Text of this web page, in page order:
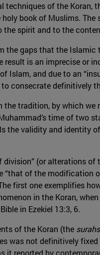
of the Koran,
book of Muslims.
spirit and to the
the gaps that the
result is an imprecise or
Islam, and due to an
consecrate definitively
the tradition, by which
time of two
the validity and identity
(or alterations
“that of the
first one exemplifies
in the Koran,
in Ezekiel 13:3, 6.
of the Koran (the surahs
was not definitively
reported by